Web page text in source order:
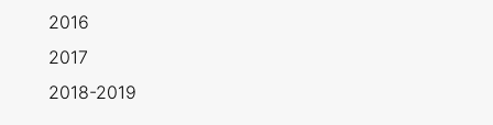
2016
2017
2018-2019